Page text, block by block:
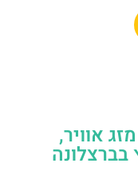
אוויר,